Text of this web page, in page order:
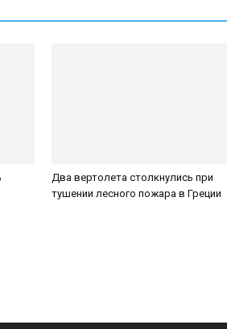
Два вертолета столкнулись при
тушении лесного пожара в Греции